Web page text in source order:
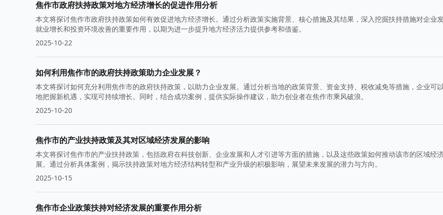
焦作市政府扶持政策对地方经济增长的促进作用分析
本文将探讨焦作市政府扶持政策如何有效促进地方经济增长。通过分析政策实施背景、核心措施及其结果，深入挖掘扶持措施对企业发
就业增长和投资环境改善的重要作用，以期为进一步提升地方经济活力提供参考和借鉴。
2025-10-22
如何利用焦作市的政府扶持政策助力企业发展？
本文将探讨如何充分利用焦作市的政府扶持政策，以助力企业发展。通过分析当地的政策背景、资金支持、税收减免等措施，企业可
地把握新机遇，实现可持续增长。同时，结合成功案例，提供实际操作建议，助力创业者在焦作市乘风破浪。
2025-10-20
焦作市的产业扶持政策及其对区域经济发展的影响
本文将探讨焦作市的产业扶持政策，包括政府在科技创新、企业发展和人才引进等方面的措施，以及这些政策如何推动该市的区域经
展。通过分析具体案例，揭示扶持政策对地方经济结构转型和产业升级的积极影响，展望未来发展的潜力与方向。
2025-10-15
焦作市企业政策扶持对经济发展的重要作用分析